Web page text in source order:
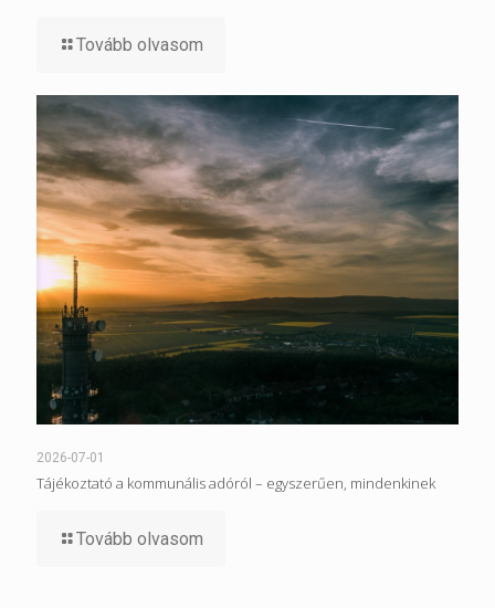
Tovább olvasom
2026-07-01
Tájékoztató a kommunális adóról – egyszerűen, mindenkinek
Tovább olvasom